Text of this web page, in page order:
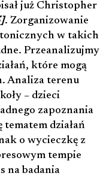
już Christopher
. Zorganizowanie
w takich
Przeanalizujmy
które mogą
Analiza terenu
– dzieci
zapoznania
tematem działań
o wycieczkę z
tempie
na badania